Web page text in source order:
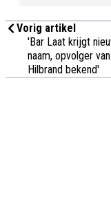
Vorig artikel
'Bar Laat krijgt
naam, opvolger
Hilbrand bekend'